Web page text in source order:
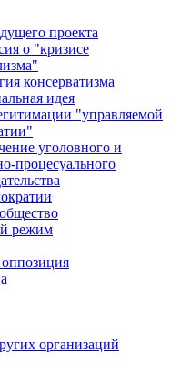
проекта
о "кризисе
консерватизма
идея
"управляемой
уголовного и
процесуального
режим
организаций